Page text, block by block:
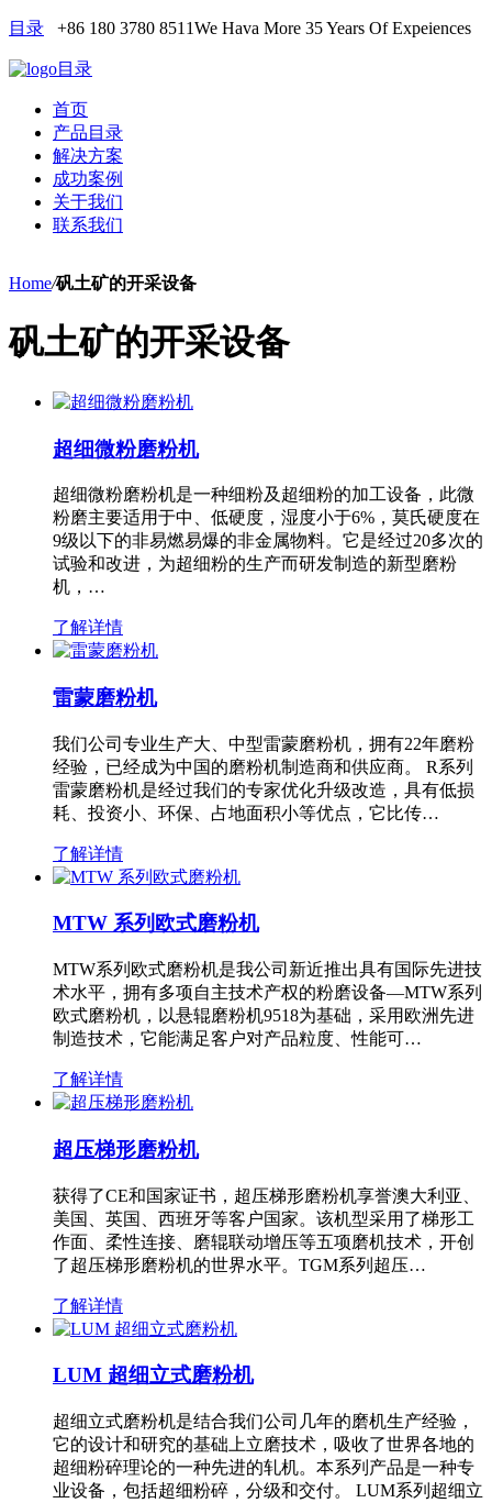
目录 +86 180 3780 8511We Hava More 35 Years Of Expeiences
目录
首页
产品目录
解决方案
成功案例
关于我们
联系我们
Home/矾土矿的开采设备
矾土矿的开采设备
超细微粉磨粉机
超细微粉磨粉机是一种细粉及超细粉的加工设备，此微
粉磨主要适用于中、低硬度，湿度小于6%，莫氏硬度在
9级以下的非易燃易爆的非金属物料。它是经过20多次的
试验和改进，为超细粉的生产而研发制造的新型磨粉
机，…
了解详情
雷蒙磨粉机
我们公司专业生产大、中型雷蒙磨粉机，拥有22年磨粉
经验，已经成为中国的磨粉机制造商和供应商。 R系列
雷蒙磨粉机是经过我们的专家优化升级改造，具有低损
耗、投资小、环保、占地面积小等优点，它比传…
了解详情
MTW 系列欧式磨粉机
MTW系列欧式磨粉机是我公司新近推出具有国际先进技
术水平，拥有多项自主技术产权的粉磨设备—MTW系列
欧式磨粉机，以悬辊磨粉机9518为基础，采用欧洲先进
制造技术，它能满足客户对产品粒度、性能可…
了解详情
超压梯形磨粉机
获得了CE和国家证书，超压梯形磨粉机享誉澳大利亚、
美国、英国、西班牙等客户国家。该机型采用了梯形工
作面、柔性连接、磨辊联动增压等五项磨机技术，开创
了超压梯形磨粉机的世界水平。TGM系列超压…
了解详情
LUM 超细立式磨粉机
超细立式磨粉机是结合我们公司几年的磨机生产经验，
它的设计和研究的基础上立磨技术，吸收了世界各地的
超细粉碎理论的一种先进的轧机。本系列产品是一种专
业设备，包括超细粉碎，分级和交付。 LUM系列超细立